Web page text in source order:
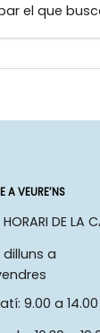
el que
A VEURE’NS
HORARI DE LA
dilluns a
9.00 a